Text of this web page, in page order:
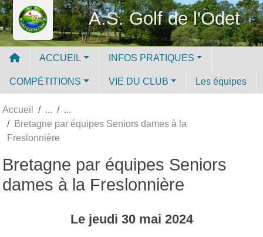
A.S. Golf de l'Odet
ACCUEIL INFOS PRATIQUES
COMPÉTITIONS VIE DU CLUB Les équipes
Accueil
Bretagne par équipes Seniors dames à la
Freslonnière
Bretagne par équipes Seniors
dames à la Freslonnière
Le jeudi 30 mai 2024
Panneau de gestion des cookies